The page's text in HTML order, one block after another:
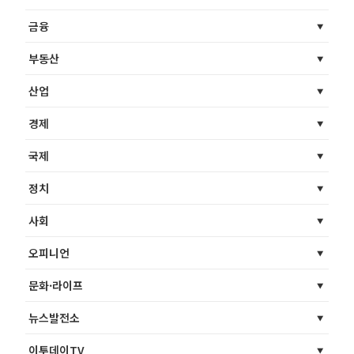
금융
부동산
산업
경제
국제
정치
사회
오피니언
문화·라이프
뉴스발전소
이투데이TV